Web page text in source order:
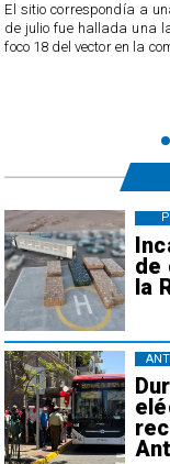
El sitio correspondía a
de julio fue hallada una
foco 18 del vector en la
de
la